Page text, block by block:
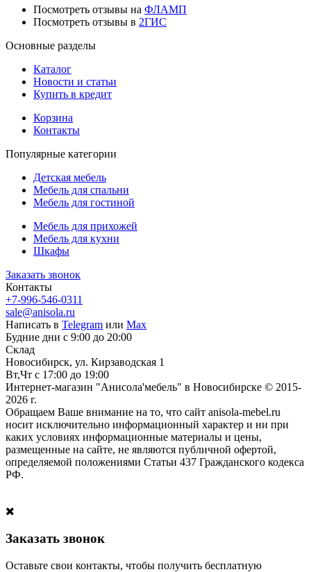
Посмотреть отзывы на ФЛАМП
Посмотреть отзывы в 2ГИС
Основные разделы
Каталог
Новости и статьи
Купить в кредит
Корзина
Контакты
Популярные категории
Детская мебель
Мебель для спальни
Мебель для гостиной
Мебель для прихожей
Мебель для кухни
Шкафы
Заказать звонок
Контакты
+7-996-546-0311
sale@anisola.ru
Написать в Telegram или Max
Будние дни с 9:00 до 20:00
Склад
Новосибирск, ул. Кирзаводская 1
Вт,Чт с 17:00 до 19:00
Интернет-магазин "Анисола'мебель" в Новосибирске © 2015-
2026 г.
Обращаем Ваше внимание на то, что сайт anisola-mebel.ru
носит исключительно информационный характер и ни при
каких условиях информационные материалы и цены,
размещенные на сайте, не являются публичной офертой,
определяемой положениями Статьи 437 Гражданского кодекса
РФ.
Заказать звонок
Оставьте свои контакты, чтобы получить бесплатную